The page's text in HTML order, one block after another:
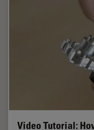
Video Tutorial: